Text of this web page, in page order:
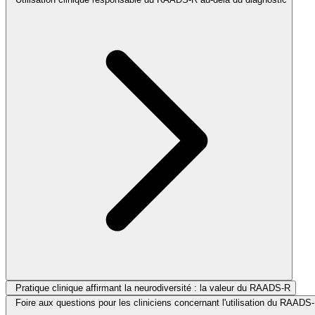
Pratique clinique affirmant la neurodiversité : la valeur du RAADS-R
Foire aux questions pour les cliniciens concernant l'utilisation du